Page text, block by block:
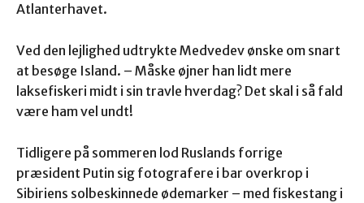
Atlanterhavet.
Ved den lejlighed udtrykte Medvedev ønske om snart
at besøge Island. – Måske øjner han lidt mere
laksefiskeri midt i sin travle hverdag? Det skal i så fald
være ham vel undt!
Tidligere på sommeren lod Ruslands forrige
præsident Putin sig fotografere i bar overkrop i
Sibiriens solbeskinnede ødemarker – med fiskestang i